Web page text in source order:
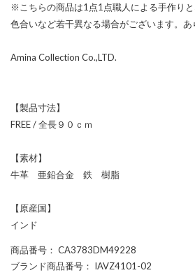
※こちらの商品は1点1点職人による手作り
色合いなど若干異なる場合がございます。あ
Amina Collection Co.,LTD.
【製品寸法】
FREE / 全長９０ｃｍ
【素材】
牛革 亜鉛合金 鉄 樹脂
【原産国】
インド
商品番号 ： CA3783DM49228
ブランド商品番号 ： IAVZ4101-02